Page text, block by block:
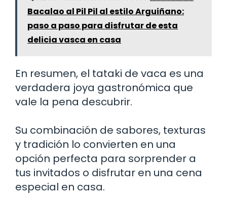
Bacalao al Pil Pil al estilo Arguiñano:
paso a paso para disfrutar de esta
delicia vasca en casa
En resumen, el tataki de vaca es una
verdadera joya gastronómica que
vale la pena descubrir.
Su combinación de sabores, texturas
y tradición lo convierten en una
opción perfecta para sorprender a
tus invitados o disfrutar en una cena
especial en casa.